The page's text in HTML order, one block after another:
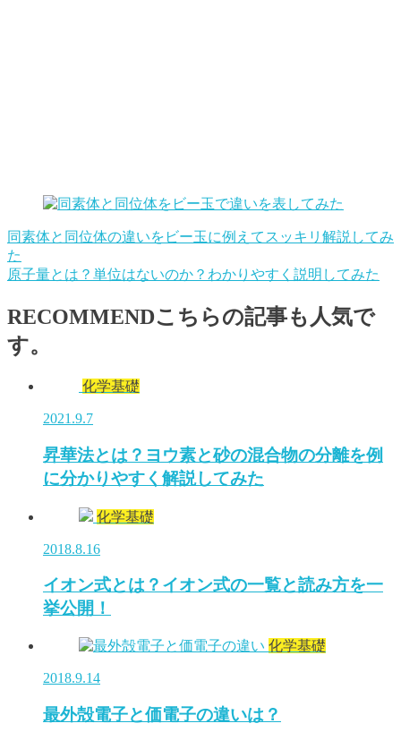
同素体と同位体の違いをビー玉に例えてスッキリ解説してみ
た
原子量とは？単位はないのか？わかりやすく説明してみた
RECOMMENDこちらの記事も人気で
す。
化学基礎
2021.9.7
昇華法とは？ヨウ素と砂の混合物の分離を例
に分かりやすく解説してみた
化学基礎
2018.8.16
イオン式とは？イオン式の一覧と読み方を一
挙公開！
化学基礎
2018.9.14
最外殻電子と価電子の違いは？